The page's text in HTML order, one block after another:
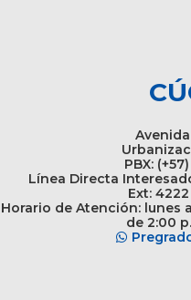
Avenida
PBX:
Línea Directa
Ext:
Horario de Atención: lunes
de 2:00